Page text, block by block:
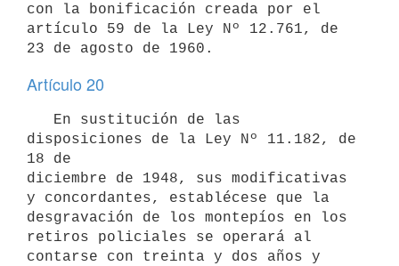
con la bonificación creada por el
artículo 59 de la Ley Nº 12.761, de
Artículo 20
disposiciones de la Ley Nº 11.182, de
18 de
diciembre de 1948, sus modificativas
y concordantes, establécese que la
desgravación de los montepíos en los
retiros policiales se operará al
contarse con treinta y dos años y